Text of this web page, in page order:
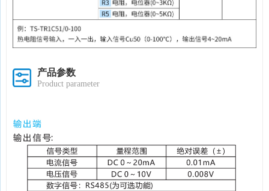
产品参数
Product parameter